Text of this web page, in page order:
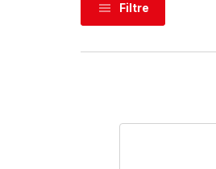
Filtre